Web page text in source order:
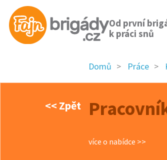
Od první
k práci snů
Domů Práce
<< Zpět
více o nabídce >>